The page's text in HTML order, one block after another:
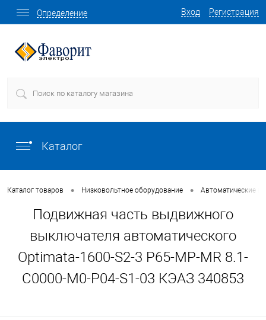
Вход Регистрация
Определение
Каталог
Каталог товаров • Низковольтное оборудование • Автоматические
Подвижная часть выдвижного
выключателя автоматического
Optimata-1600-S2-3 P65-MP-MR 8.1-
C0000-M0-P04-S1-03 КЭАЗ 340853